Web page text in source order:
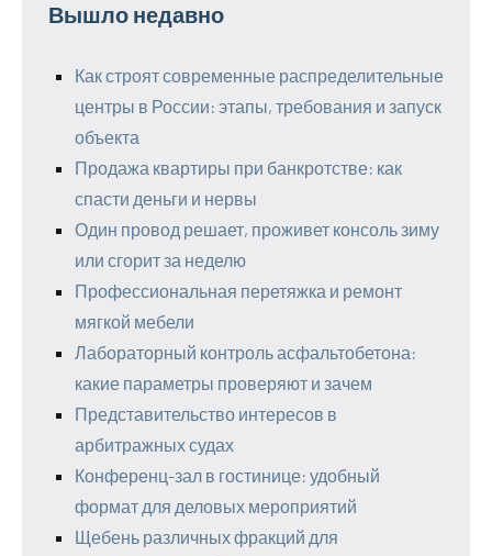
Вышло недавно
Как строят современные распределительные
центры в России: этапы, требования и запуск
объекта
Продажа квартиры при банкротстве: как
спасти деньги и нервы
Один провод решает, проживет консоль зиму
или сгорит за неделю
Профессиональная перетяжка и ремонт
мягкой мебели
Лабораторный контроль асфальтобетона:
какие параметры проверяют и зачем
Представительство интересов в
арбитражных судах
Конференц-зал в гостинице: удобный
формат для деловых мероприятий
Щебень различных фракций для